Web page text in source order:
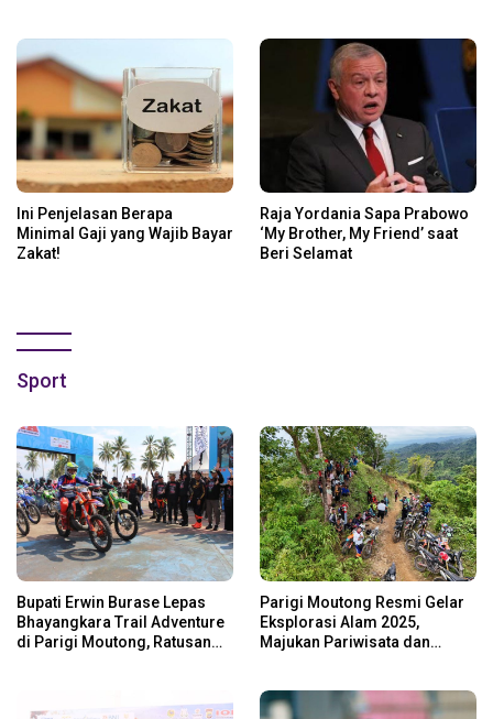
Ini Penjelasan Berapa
Minimal Gaji yang Wajib Bayar
Zakat!
Raja Yordania Sapa Prabowo
‘My Brother, My Friend’ saat
Beri Selamat
Sport
Bupati Erwin Burase Lepas
Bhayangkara Trail Adventure
di Parigi Moutong, Ratusan
Parigi Moutong Resmi Gelar
Eksplorasi Alam 2025,
Majukan Pariwisata dan